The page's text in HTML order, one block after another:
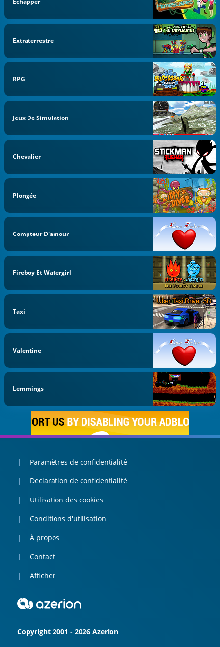
Extraterrestre
RPG
Jeux De Simulation
Chevalier
Plongée
Compteur D'amour
Fireboy Et Watergirl
Taxi
Valentine
Lemmings
Paramètres de confidentialité
Declaration de confidentialité
Utilisation des cookies
Conditions d'utilisation
À propos
Contact
Afficher
Copyright 2001 - 2026 Azerion